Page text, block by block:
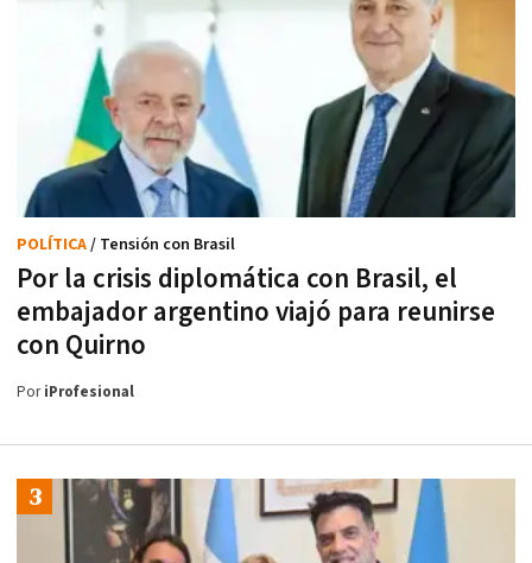
Por la crisis diplomática con Brasil, el
embajador argentino viajó para reunirse
con Quirno
POLÍTICA/ Tensión con Brasil
PoriProfesional